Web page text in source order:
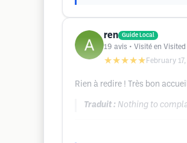
ren Guide Local
19 avis • Visité en
★★★★★ February
Rien à redire ! Très bon
Traduit : Nothing to